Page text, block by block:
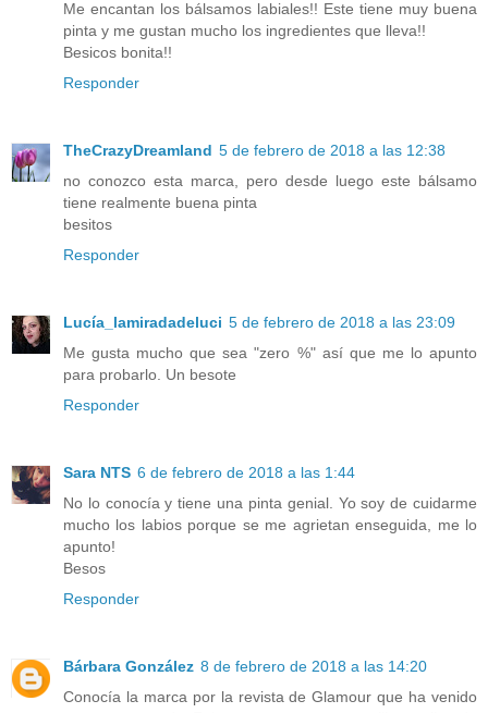
Me encantan los bálsamos labiales!! Este tiene muy buena
pinta y me gustan mucho los ingredientes que lleva!!
Besicos bonita!!
Responder
TheCrazyDreamland 5 de febrero de 2018 a las 12:38
no conozco esta marca, pero desde luego este bálsamo
tiene realmente buena pinta
besitos
Responder
Lucía_lamiradadeluci 5 de febrero de 2018 a las 23:09
Me gusta mucho que sea "zero %" así que me lo apunto
para probarlo. Un besote
Responder
Sara NTS 6 de febrero de 2018 a las 1:44
No lo conocía y tiene una pinta genial. Yo soy de cuidarme
mucho los labios porque se me agrietan enseguida, me lo
apunto!
Besos
Responder
Bárbara González 8 de febrero de 2018 a las 14:20
Conocía la marca por la revista de Glamour que ha venido